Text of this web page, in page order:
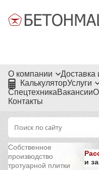
О компании
Доставка
КалькуляторУслуги
СпецтехникаВакансии
Контакты
Собственное
производство
тротуарной плитки
и